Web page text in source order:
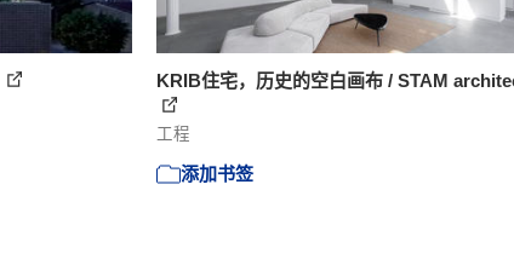
KRIB住宅，历史的空白画布 / STAM
工程
添加书签